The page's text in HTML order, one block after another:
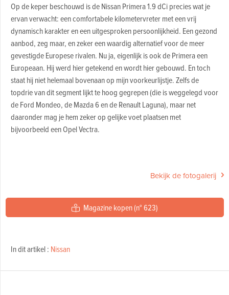
Op de keper beschouwd is de Nissan Primera 1.9 dCi precies wat je
ervan verwacht: een comfortabele kilometervreter met een vrij
dynamisch karakter en een uitgesproken persoonlijkheid. Een gezond
aanbod, zeg maar, en zeker een waardig alternatief voor de meer
gevestigde Europese rivalen. Nu ja, eigenlijk is ook de Primera een
Europeaan. Hij werd hier getekend en wordt hier gebouwd. En toch
staat hij niet helemaal bovenaan op mijn voorkeurlijstje. Zelfs de
topdrie van dit segment lijkt te hoog gegrepen (die is weggelegd voor
de Ford Mondeo, de Mazda 6 en de Renault Laguna), maar net
daaronder mag je hem zeker op gelijke voet plaatsen met
bijvoorbeeld een Opel Vectra.
Bekijk de fotogalerij
Magazine kopen (n° 623)
In dit artikel : Nissan